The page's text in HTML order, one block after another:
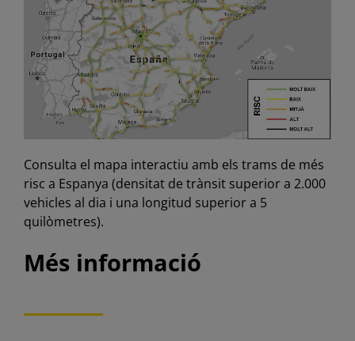
Consulta el mapa interactiu amb els trams de més
risc a Espanya (densitat de trànsit superior a 2.000
vehicles al dia i una longitud superior a 5
quilòmetres).
Més informació